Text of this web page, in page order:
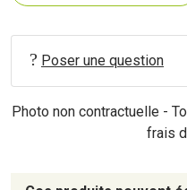
Poser une question
Photo non contractuelle -
frais